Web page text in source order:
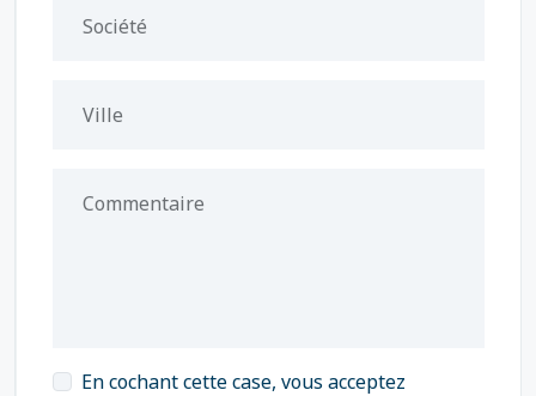
Société
Ville
Commentaire
En cochant cette case, vous acceptez